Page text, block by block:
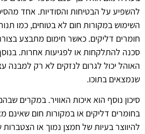
להשפיע על הבטיחות והסודיות. אחד
השימוש במקורות חום לא בטוחים, כמו
חומרים דליקים. כאשר חימום מתבצע
סכנה להתלקחות או לפגיעות אחרות.
האוהל יכול לגרום לנזקים לא רק למבנה
שנמצאים בתוכו.
סיכון נוסף הוא איכות האוויר. במקרים
בחומרים דליקים או במקורות חום שאינם
להיווצר בעיות של חמצן נמוך או